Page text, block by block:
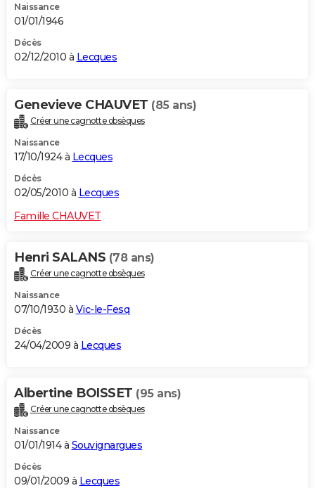
Naissance
01/01/1946
Décès
02/12/2010 à Lecques
Genevieve CHAUVET (85 ans)
Créer une cagnotte obsèques
Naissance
17/10/1924 à Lecques
Décès
02/05/2010 à Lecques
Famille CHAUVET
Henri SALANS (78 ans)
Créer une cagnotte obsèques
Naissance
07/10/1930 à Vic-le-Fesq
Décès
24/04/2009 à Lecques
Albertine BOISSET (95 ans)
Créer une cagnotte obsèques
Naissance
01/01/1914 à Souvignargues
Décès
09/01/2009 à Lecques